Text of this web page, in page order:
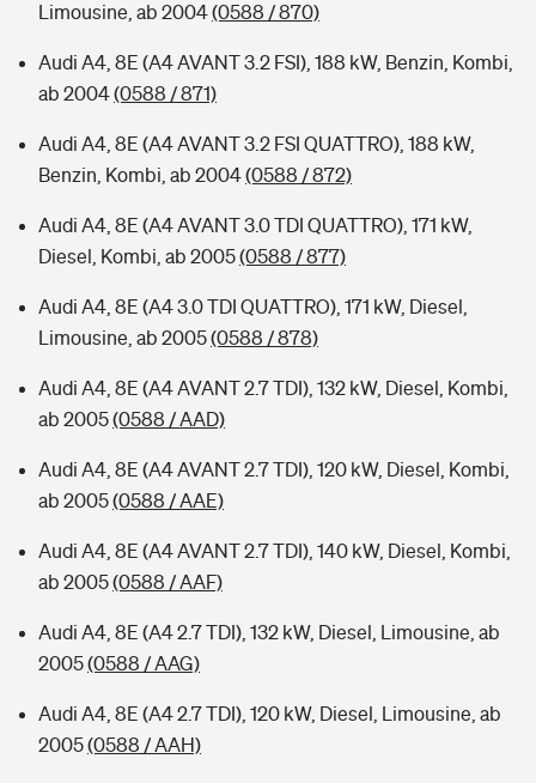
Limousine, ab 2004(0588 / 870)
Audi A4, 8E (A4 AVANT 3.2 FSI), 188 kW, Benzin, Kombi,
ab 2004(0588 / 871)
Audi A4, 8E (A4 AVANT 3.2 FSI QUATTRO), 188 kW,
Benzin, Kombi, ab 2004(0588 / 872)
Audi A4, 8E (A4 AVANT 3.0 TDI QUATTRO), 171 kW,
Diesel, Kombi, ab 2005(0588 / 877)
Audi A4, 8E (A4 3.0 TDI QUATTRO), 171 kW, Diesel,
Limousine, ab 2005(0588 / 878)
Audi A4, 8E (A4 AVANT 2.7 TDI), 132 kW, Diesel, Kombi,
ab 2005(0588 / AAD)
Audi A4, 8E (A4 AVANT 2.7 TDI), 120 kW, Diesel, Kombi,
ab 2005(0588 / AAE)
Audi A4, 8E (A4 AVANT 2.7 TDI), 140 kW, Diesel, Kombi,
ab 2005(0588 / AAF)
Audi A4, 8E (A4 2.7 TDI), 132 kW, Diesel, Limousine, ab
2005(0588 / AAG)
Audi A4, 8E (A4 2.7 TDI), 120 kW, Diesel, Limousine, ab
2005(0588 / AAH)